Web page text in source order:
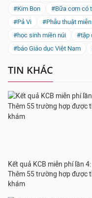
#Kim Bon
#Bữa cơm có
#Pả Vi
#Phẫu thuật
#học sinh miền núi
#tập
#báo Giáo dục Việt Nam
TIN KHÁC
Kết quả KCB miễn phí lần 4:
Thêm 55 trường hợp được
khám